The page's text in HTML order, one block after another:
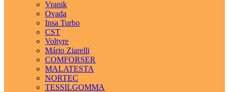
Vranik
Ovada
Insa Turbo
CST
Voltyre
Mário Ziarelli
COMFORSER
MALATESTA
NORTEC
TESSILGOMMA